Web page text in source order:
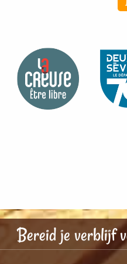
Bereid je verblijf